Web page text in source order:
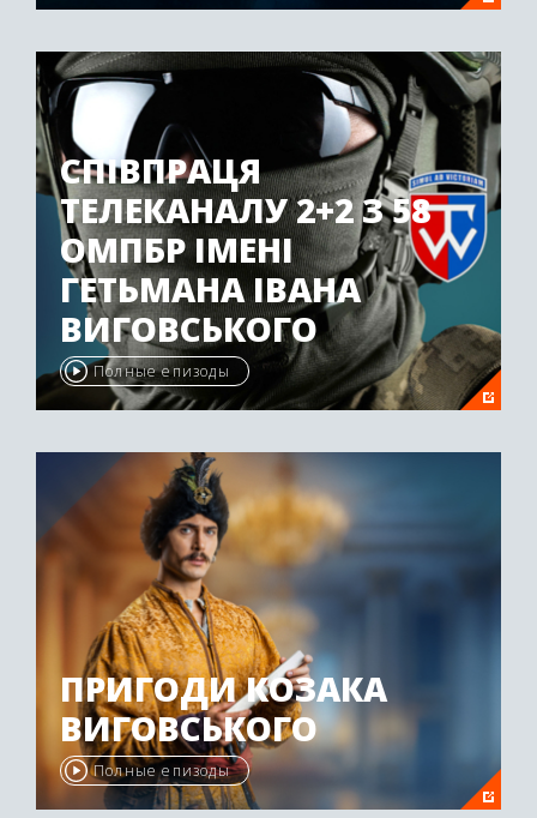
СПІВПРАЦЯ
ТЕЛЕКАНАЛУ 2+2 З 58
ОМПБР ІМЕНІ
ГЕТЬМАНА ІВАНА
ВИГОВСЬКОГО
Полные епизоды
ПРИГОДИ КОЗАКА
ВИГОВСЬКОГО
Полные епизоды